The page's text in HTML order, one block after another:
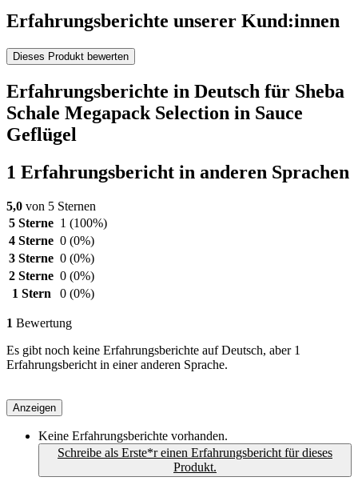
Erfahrungsberichte unserer Kund:innen
Dieses Produkt bewerten
Erfahrungsberichte in Deutsch für Sheba
Schale Megapack Selection in Sauce
Geflügel
1 Erfahrungsbericht in anderen Sprachen
5,0 von 5 Sternen
5 Sterne 1 (100%)
4 Sterne 0 (0%)
3 Sterne 0 (0%)
2 Sterne 0 (0%)
1 Stern
0 (0%)
1 Bewertung
Es gibt noch keine Erfahrungsberichte auf Deutsch, aber 1
Erfahrungsbericht in einer anderen Sprache.
Anzeigen
Keine Erfahrungsberichte vorhanden.
Schreibe als Erste*r einen Erfahrungsbericht für dieses
Produkt.